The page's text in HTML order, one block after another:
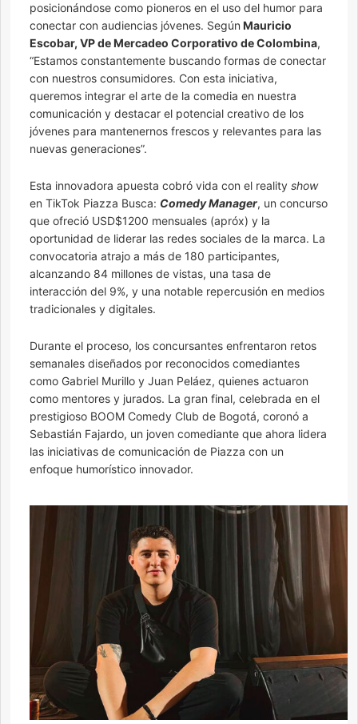
posicionándose como pioneros en el uso del humor para
conectar con audiencias jóvenes. Según Mauricio
Escobar, VP de Mercadeo Corporativo de Colombina,
“Estamos constantemente buscando formas de conectar
con nuestros consumidores. Con esta iniciativa,
queremos integrar el arte de la comedia en nuestra
comunicación y destacar el potencial creativo de los
jóvenes para mantenernos frescos y relevantes para las
nuevas generaciones”.
Esta innovadora apuesta cobró vida con el reality show
en TikTok Piazza Busca: Comedy Manager, un concurso
que ofreció USD$1200 mensuales (apróx) y la
oportunidad de liderar las redes sociales de la marca. La
convocatoria atrajo a más de 180 participantes,
alcanzando 84 millones de vistas, una tasa de
interacción del 9%, y una notable repercusión en medios
tradicionales y digitales.
Durante el proceso, los concursantes enfrentaron retos
semanales diseñados por reconocidos comediantes
como Gabriel Murillo y Juan Peláez, quienes actuaron
como mentores y jurados. La gran final, celebrada en el
prestigioso BOOM Comedy Club de Bogotá, coronó a
Sebastián Fajardo, un joven comediante que ahora lidera
las iniciativas de comunicación de Piazza con un
enfoque humorístico innovador.